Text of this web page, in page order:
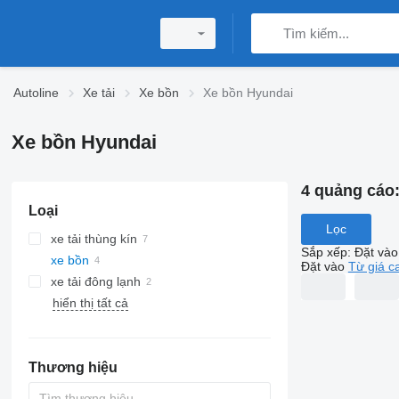
Autoline Xe tải Xe bồn Xe bồn Hyundai
Xe bồn Hyundai
Loại
xe tải thùng kín
xe bồn
xe tải đông lạnh
hiển thị tất cả
Thương hiệu
4 quảng cáo:
Lọc
Sắp xếp: Đặt vào
Đặt vào Từ giá